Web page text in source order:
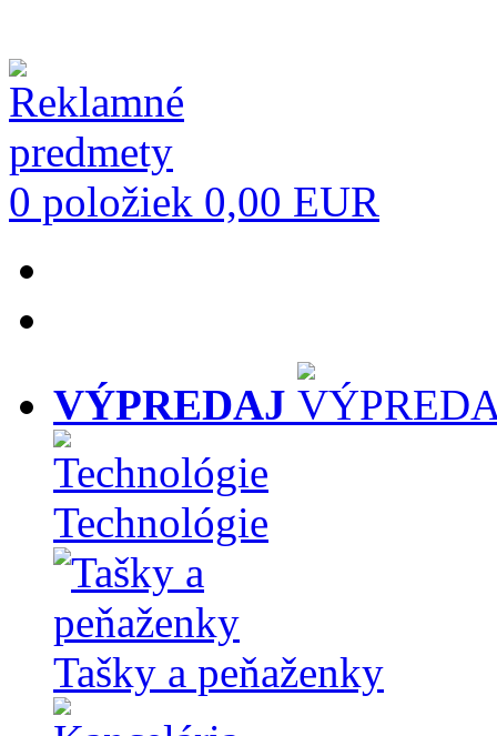
0 položiek 0,00 EUR
VÝPREDAJ
Technológie
Tašky a peňaženky